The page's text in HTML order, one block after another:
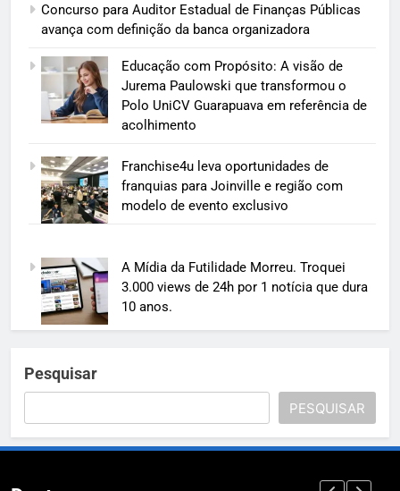
Concurso para Auditor Estadual de Finanças Públicas
avança com definição da banca organizadora
Educação com Propósito: A visão de
Jurema Paulowski que transformou o
Polo UniCV Guarapuava em referência de
acolhimento
Franchise4u leva oportunidades de
franquias para Joinville e região com
modelo de evento exclusivo
A Mídia da Futilidade Morreu. Troquei
3.000 views de 24h por 1 notícia que dura
10 anos.
Pesquisar
PESQUISAR